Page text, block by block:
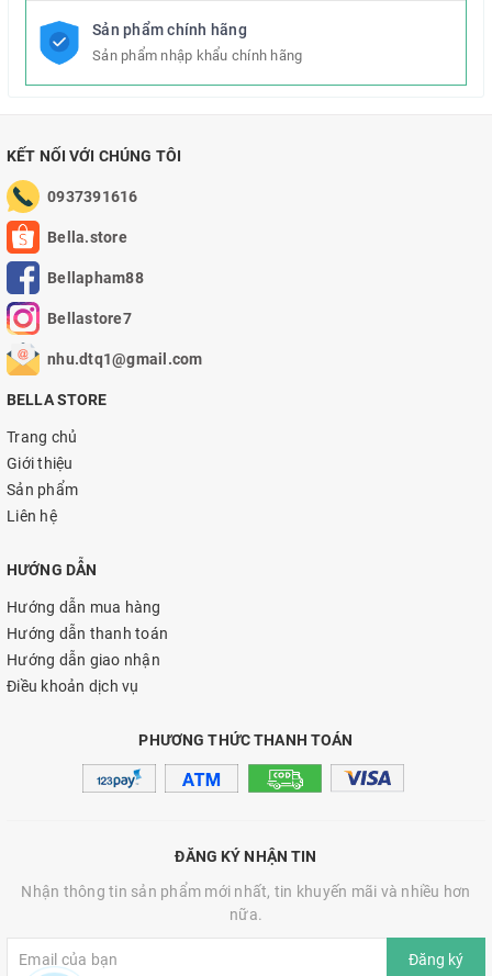
Sản phẩm chính hãng
Sản phẩm nhập khẩu chính hãng
KẾT NỐI VỚI CHÚNG TÔI
0937391616
Bella.store
Bellapham88
Bellastore7
nhu.dtq1@gmail.com
BELLA STORE
Trang chủ
Giới thiệu
Sản phẩm
Liên hệ
HƯỚNG DẪN
Hướng dẫn mua hàng
Hướng dẫn thanh toán
Hướng dẫn giao nhận
Điều khoản dịch vụ
PHƯƠNG THỨC THANH TOÁN
ĐĂNG KÝ NHẬN TIN
Nhận thông tin sản phẩm mới nhất, tin khuyến mãi và nhiều hơn
nữa.
Đăng ký